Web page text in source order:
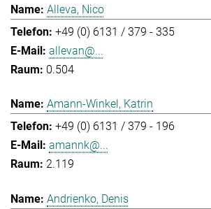
Alleva, Nico
+49 (0) 6131 / 379 - 335
allevan@...
0.504
Amann-Winkel, Katrin
+49 (0) 6131 / 379 - 196
amannk@...
2.119
Andrienko, Denis